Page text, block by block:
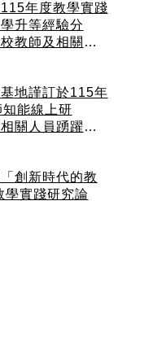
年度教學實踐
升等經驗分
教師及相關行
地謹訂於115年
能線上研
關人員踴躍參
創新時代的教
學實踐研究論